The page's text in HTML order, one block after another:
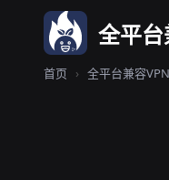
全平
首页 › 全平台兼容VPN